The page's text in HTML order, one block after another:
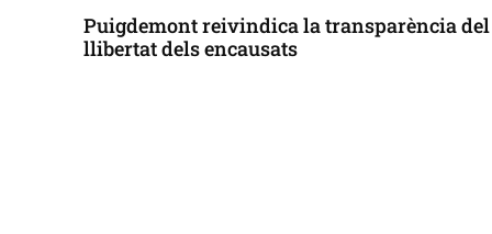
Puigdemont reivindica la transparència
llibertat dels encausats